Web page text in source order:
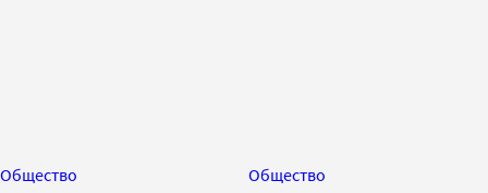
Общество Общество